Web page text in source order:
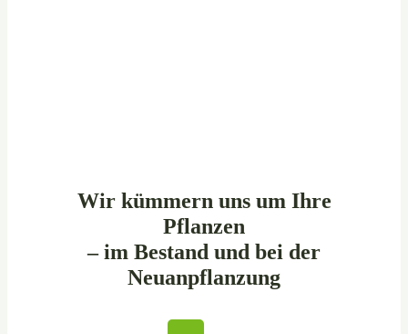
Wir kümmern uns um Ihre
Pflanzen
– im Bestand und bei der
Neuanpflanzung